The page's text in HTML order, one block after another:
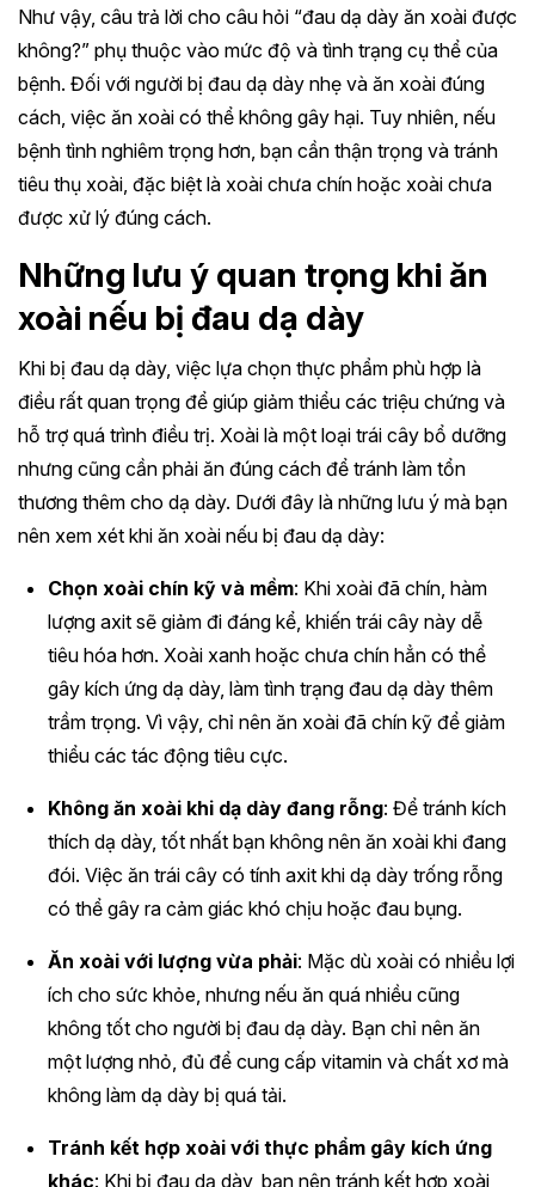
Như vậy, câu trả lời cho câu hỏi “đau dạ dày ăn xoài được
không?” phụ thuộc vào mức độ và tình trạng cụ thể của
bệnh. Đối với người bị đau dạ dày nhẹ và ăn xoài đúng
cách, việc ăn xoài có thể không gây hại. Tuy nhiên, nếu
bệnh tình nghiêm trọng hơn, bạn cần thận trọng và tránh
tiêu thụ xoài, đặc biệt là xoài chưa chín hoặc xoài chưa
được xử lý đúng cách.
Những lưu ý quan trọng khi ăn
xoài nếu bị đau dạ dày
Khi bị đau dạ dày, việc lựa chọn thực phẩm phù hợp là
điều rất quan trọng để giúp giảm thiểu các triệu chứng và
hỗ trợ quá trình điều trị. Xoài là một loại trái cây bổ dưỡng
nhưng cũng cần phải ăn đúng cách để tránh làm tổn
thương thêm cho dạ dày. Dưới đây là những lưu ý mà bạn
nên xem xét khi ăn xoài nếu bị đau dạ dày:
Chọn xoài chín kỹ và mềm: Khi xoài đã chín, hàm
lượng axit sẽ giảm đi đáng kể, khiến trái cây này dễ
tiêu hóa hơn. Xoài xanh hoặc chưa chín hẳn có thể
gây kích ứng dạ dày, làm tình trạng đau dạ dày thêm
trầm trọng. Vì vậy, chỉ nên ăn xoài đã chín kỹ để giảm
thiểu các tác động tiêu cực.
Không ăn xoài khi dạ dày đang rỗng: Để tránh kích
thích dạ dày, tốt nhất bạn không nên ăn xoài khi đang
đói. Việc ăn trái cây có tính axit khi dạ dày trống rỗng
có thể gây ra cảm giác khó chịu hoặc đau bụng.
Ăn xoài với lượng vừa phải: Mặc dù xoài có nhiều lợi
ích cho sức khỏe, nhưng nếu ăn quá nhiều cũng
không tốt cho người bị đau dạ dày. Bạn chỉ nên ăn
một lượng nhỏ, đủ để cung cấp vitamin và chất xơ mà
không làm dạ dày bị quá tải.
Tránh kết hợp xoài với thực phẩm gây kích ứng
khác: Khi bị đau dạ dày, bạn nên tránh kết hợp xoài